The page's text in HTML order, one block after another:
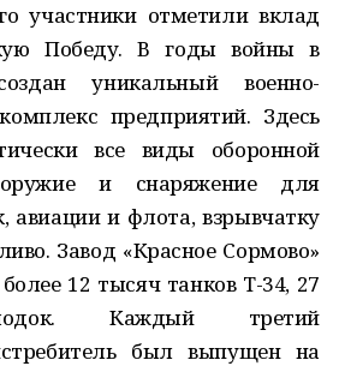
участники отметили вклад
Победу. В годы войны в
уникальный военно-
предприятий. Здесь
все виды оборонной
и снаряжение для
авиации и флота, взрывчатку
Завод «Красное Сормово»
12 тысяч танков Т-34, 27
Каждый третий
был выпущен на